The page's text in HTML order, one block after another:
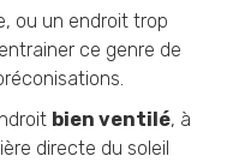
ou un endroit trop
ce genre de
bien ventilé, à
directe du soleil